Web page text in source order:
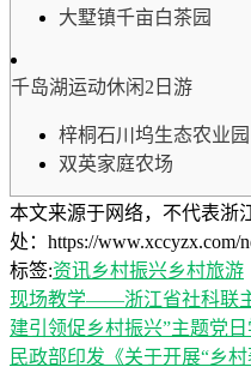
大墅镇千亩白茶园
千岛湖运动休闲2日游
梓桐石川坞生态农业园
双英家庭农场
本文来源于网络，不代表浙
处：https://www.xccyzx.com/
标签:资讯乡村振兴乡村旅游
现场教学——浙江省社科联
建引领促乡村振兴”主题党
民政部印发《关于开展“乡